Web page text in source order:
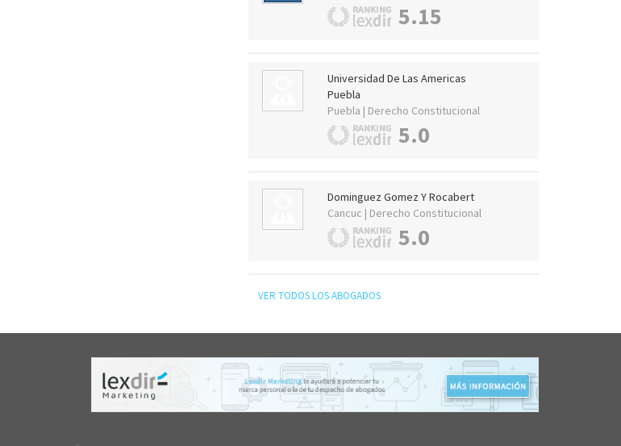
5.15
Universidad De Las Americas
Puebla
Puebla | Derecho Constitucional
5.0
Dominguez Gomez Y Rocabert
Cancuc | Derecho Constitucional
5.0
VER TODOS LOS ABOGADOS